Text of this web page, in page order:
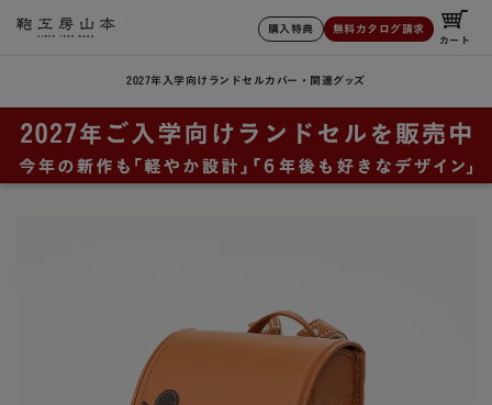
購入特典 無料カタログ請求
カート
2027年入学向けランドセル カバー・関連グッズ